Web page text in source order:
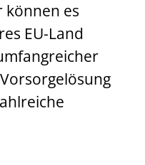
können es
EU-Land